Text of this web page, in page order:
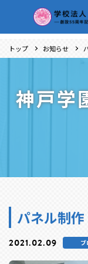
トップ お知らせ
神戸学
パネル制作
2021.02.09 ブ